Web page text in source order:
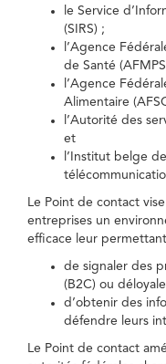
le Service
(SIRS) ;
l’Agence
de Santé
l’Agence
Alimentaire
l’Autorité des
et
l’Institut belge
Le Point de contact
entreprises un
efficace leur
de signaler des
(B2C) ou
d’obtenir des
défendre leurs
Le Point de contact